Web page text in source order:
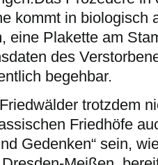
kommt in biologisch
eine Plakette am
des
begehbar.
trotzdem
Friedhöfe
Gedenken“ sein,